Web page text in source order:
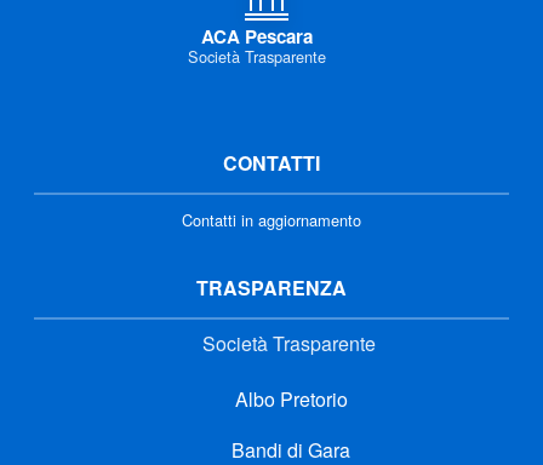
ACA Pescara
Società Trasparente
CONTATTI
Contatti in aggiornamento
TRASPARENZA
Società Trasparente
Albo Pretorio
Bandi di Gara